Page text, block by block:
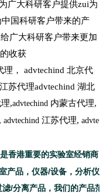
广大科研客户提供zui为
国科研客户带来的产
广大科研客户带来更加
收获
理， advtechind北京代
江苏代理advtechind湖北
,advtechind 内蒙古代理,
,advtechind江苏代理,advte
是香港重要的实验室经销商
产品，仪器/设备，分析仪
/分离产品，我们的产品范